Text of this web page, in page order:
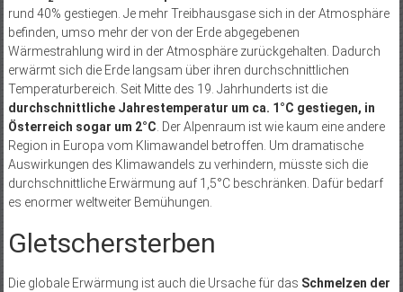
rund 40% gestiegen. Je mehr Treibhausgase sich in der Atmosphäre
befinden, umso mehr der von der Erde abgegebenen
Wärmestrahlung wird in der Atmosphäre zurückgehalten. Dadurch
erwärmt sich die Erde langsam über ihren durchschnittlichen
Temperaturbereich. Seit Mitte des 19. Jahrhunderts ist die
durchschnittliche Jahrestemperatur um ca. 1°C gestiegen, in
Österreich sogar um 2°C. Der Alpenraum ist wie kaum eine andere
Region in Europa vom Klimawandel betroffen. Um dramatische
Auswirkungen des Klimawandels zu verhindern, müsste sich die
durchschnittliche Erwärmung auf 1,5°C beschränken. Dafür bedarf
es enormer weltweiter Bemühungen.
Gletschersterben
Die globale Erwärmung ist auch die Ursache für das Schmelzen der